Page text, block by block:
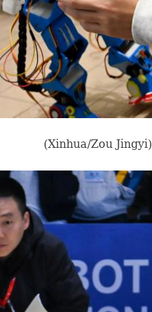
(Xinhua/Zou Jingyi)